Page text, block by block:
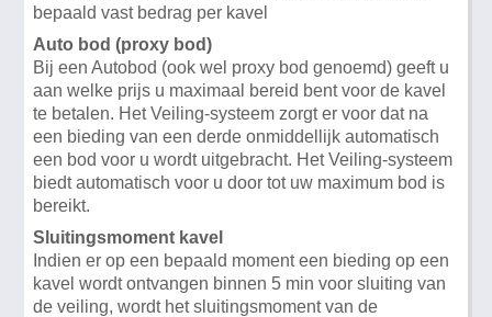
bepaald vast bedrag per kavel
Auto bod (proxy bod)
Bij een Autobod (ook wel proxy bod genoemd) geeft u
aan welke prijs u maximaal bereid bent voor de kavel
te betalen. Het Veiling-systeem zorgt er voor dat na
een bieding van een derde onmiddellijk automatisch
een bod voor u wordt uitgebracht. Het Veiling-systeem
biedt automatisch voor u door tot uw maximum bod is
bereikt.
Sluitingsmoment kavel
Indien er op een bepaald moment een bieding op een
kavel wordt ontvangen binnen 5 min voor sluiting van
de veiling, wordt het sluitingsmoment van de